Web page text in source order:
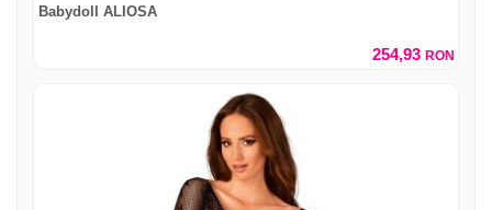
Babydoll ALIOSA
254,93 RON